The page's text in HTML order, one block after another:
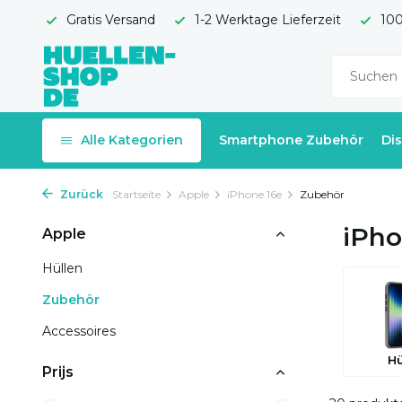
Gratis Versand 1-2 Werktage Lieferzeit
Alle Kategorien Smartphone Zubehör
Zurück Startseite Apple iPhone 16e Zubehör
Apple
Hüllen
Zubehör
Accessoires
Prijs